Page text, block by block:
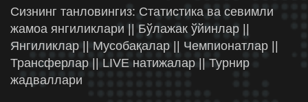
Сизнинг танловингиз: Статистика ва севимли
жамоа янгиликлари || Бўлажак ўйинлар ||
Янгиликлар || Мусобақалар || Чемпионатлар ||
Трансферлар || LIVE натижалар || Турнир
жадваллари